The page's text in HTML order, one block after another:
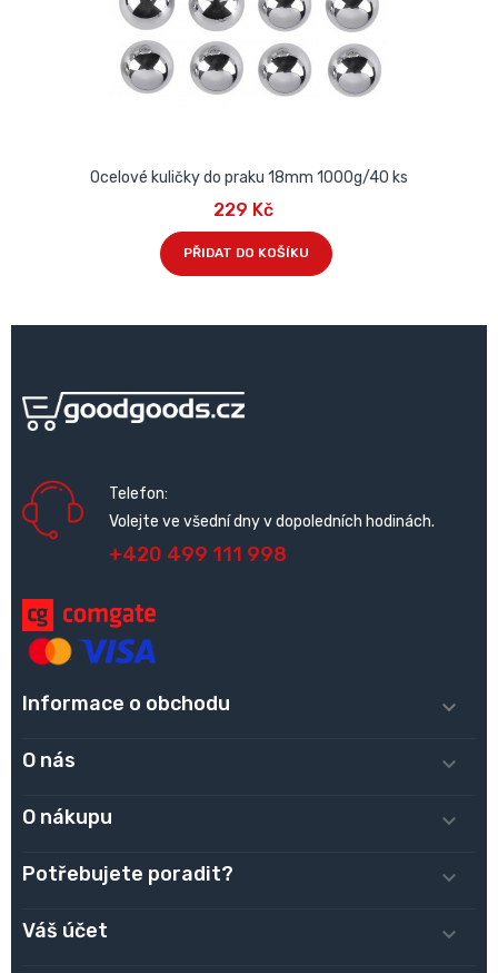
Ocelové kuličky do praku 18mm 1000g/40 ks
229 Kč
PŘIDAT DO KOŠÍKU
Telefon:
Volejte ve všední dny v dopoledních hodinách.
+420 499 111 998
Informace o obchodu 
O nás 
O nákupu 
Potřebujete poradit? 
Váš účet 